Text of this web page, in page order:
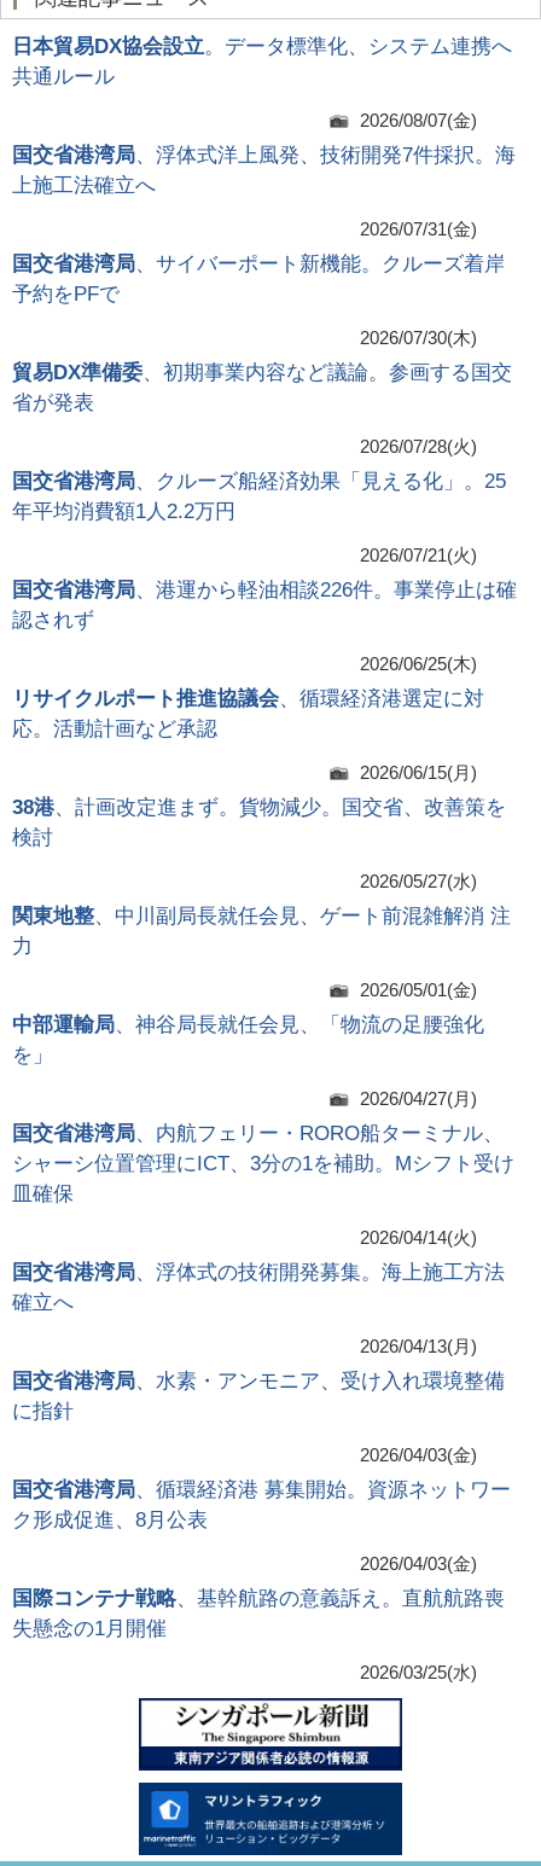
日本貿易DX協会設立。データ標準化、システム連携へ
共通ルール
2026/08/07(金)
国交省港湾局、浮体式洋上風発、技術開発7件採択。海
上施工法確立へ
2026/07/31(金)
国交省港湾局、サイバーポート新機能。クルーズ着岸
予約をPFで
2026/07/30(木)
貿易DX準備委、初期事業内容など議論。参画する国交
省が発表
2026/07/28(火)
国交省港湾局、クルーズ船経済効果「見える化」。25
年平均消費額1人2.2万円
2026/07/21(火)
国交省港湾局、港運から軽油相談226件。事業停止は確
認されず
2026/06/25(木)
リサイクルポート推進協議会、循環経済港選定に対
応。活動計画など承認
2026/06/15(月)
38港、計画改定進まず。貨物減少。国交省、改善策を
検討
2026/05/27(水)
関東地整、中川副局長就任会見、ゲート前混雑解消 注
力
2026/05/01(金)
中部運輸局、神谷局長就任会見、「物流の足腰強化
を」
2026/04/27(月)
国交省港湾局、内航フェリー・RORO船ターミナル、
シャーシ位置管理にICT、3分の1を補助。Mシフト受け
皿確保
2026/04/14(火)
国交省港湾局、浮体式の技術開発募集。海上施工方法
確立へ
2026/04/13(月)
国交省港湾局、水素・アンモニア、受け入れ環境整備
に指針
2026/04/03(金)
国交省港湾局、循環経済港 募集開始。資源ネットワー
ク形成促進、8月公表
2026/04/03(金)
国際コンテナ戦略、基幹航路の意義訴え。直航航路喪
失懸念の1月開催
2026/03/25(水)